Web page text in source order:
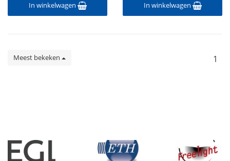
In winkelwagen In winkelwagen
Meest bekeken 1